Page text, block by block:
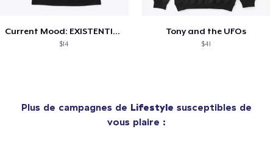
Current Mood: EXISTENTIAL CRISIS
$14
Tony and the UFOs
$41
Plus de campagnes de Lifestyle susceptibles de
vous plaire :